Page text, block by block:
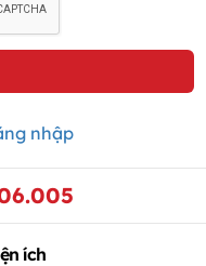
nhập
ích